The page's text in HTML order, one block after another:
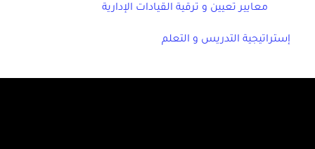
معايير تعيين و ترقية القيادات الإدارية
إستراتيجية التدريس و التعلم